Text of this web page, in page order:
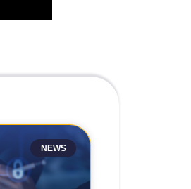
NEWS